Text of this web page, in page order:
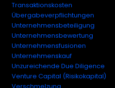
Transaktionskosten
Übergabeverpflichtungen
Unternehmensbeteiligung
Unternehmensbewertung
Unternehmensfusionen
Unternehmenskauf
Unzureichende Due Diligence
Venture Capital (Risikokapital)